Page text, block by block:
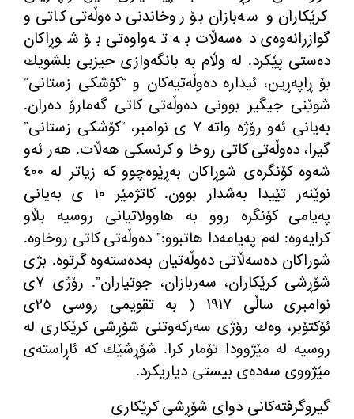
كرێكاران و سەبازان بۆ روخاندنی دەوڵەتی كاتی و
گوازرانەوەی دەسەڵات بە تەواوەتی بۆ شوڕاكان
دەستی پێكرد. لە وڵام بە بانگەوازی حیزبی بلشویك
بۆ ڕاپەڕین، ئیدارە دەوڵەتیەكان و “كۆشكی زستانی”
شوێنی جیگیر بوونی دەوڵەتی كاتی گەمارۆ دەران.
بەیانی ئەو رۆژە واتە ٧ ی نوامبر، “كۆشكی زستانی”
گیرا، دەوڵەتی كاتی روخا و كرنسكی هەڵات. هەر ئەو
شەوە كۆنگرەی شوڕاكان بەڕێوەچوو كە زیاتر لە ٤٠٠
نوێنەر تێیدا بەشدار بوون. كاتژمێر ١٠ ی بەیانی
پەیامی كۆنگرە روو بە هاوولاتیانی روسیە بڵاو
كرایەوە: لەم پەیامەدا هاتبوو:” دەوڵەتی كاتی روخاوە.
شوراكان دەسەڵاتی دەوڵەتیان بەدەستەوە گرتوە. بژی
شۆڕشی كرێكاران، سەربازان، جوتیاران”. رۆژی ٧ی
نوامبری ساڵی ١٩١٧ ( بە تقویمی روسی ٢٥ی
ئۆكتۆبر، وەك رۆژی سەركەوتنی شۆڕشی كرێكاری لە
روسیە لە مێژوودا تۆمار كرا. شۆڕشێك كە ئاڕاستەی
مێژووی سەدەی بیستی دیاریكرد.
گیروگرفتەكانی دوای شۆڕشی كرێكاری